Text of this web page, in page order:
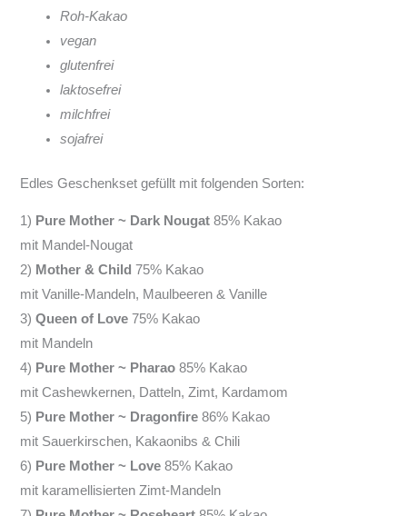
Roh-Kakao
vegan
glutenfrei
laktosefrei
milchfrei
sojafrei
Edles Geschenkset gefüllt mit folgenden Sorten:
1) Pure Mother ~ Dark Nougat 85% Kakao
mit Mandel-Nougat
2) Mother & Child 75% Kakao
mit Vanille-Mandeln, Maulbeeren & Vanille
3)Queen of Love 75% Kakao
mit Mandeln
4) Pure Mother ~ Pharao 85% Kakao
mit Cashewkernen, Datteln, Zimt, Kardamom
5) Pure Mother ~ Dragonfire 86% Kakao
mit Sauerkirschen, Kakaonibs & Chili
6) Pure Mother ~ Love 85% Kakao
mit karamellisierten Zimt-Mandeln